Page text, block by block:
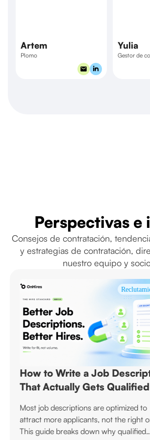
Artem
Plomo
Yulia
Gestor de
Perspectivas e
Consejos de contratación,
y estrategias de contratación,
nuestro equipo y
How to Write a Job
That Actually Gets Qualified
Most job descriptions are optimized to
attract more applicants, not the right
This guide breaks down why qualified